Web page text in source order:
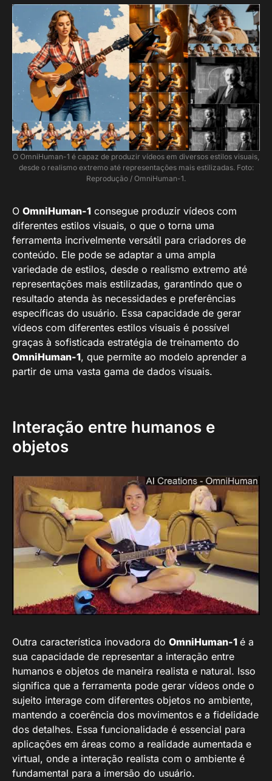
O OmniHuman-1 é capaz de produzir vídeos em diversos estilos visuais,
desde o realismo extremo até representações mais estilizadas. Foto:
Reprodução / OmniHuman-1.
O OmniHuman-1 consegue produzir vídeos com
diferentes estilos visuais, o que o torna uma
ferramenta incrivelmente versátil para criadores de
conteúdo. Ele pode se adaptar a uma ampla
variedade de estilos, desde o realismo extremo até
representações mais estilizadas, garantindo que o
resultado atenda às necessidades e preferências
específicas do usuário. Essa capacidade de gerar
vídeos com diferentes estilos visuais é possível
graças à sofisticada estratégia de treinamento do
OmniHuman-1, que permite ao modelo aprender a
partir de uma vasta gama de dados visuais.
Interação entre humanos e
objetos
Outra característica inovadora do OmniHuman-1 é a
sua capacidade de representar a interação entre
humanos e objetos de maneira realista e natural. Isso
significa que a ferramenta pode gerar vídeos onde o
sujeito interage com diferentes objetos no ambiente,
mantendo a coerência dos movimentos e a fidelidade
dos detalhes. Essa funcionalidade é essencial para
aplicações em áreas como a realidade aumentada e
virtual, onde a interação realista com o ambiente é
fundamental para a imersão do usuário.